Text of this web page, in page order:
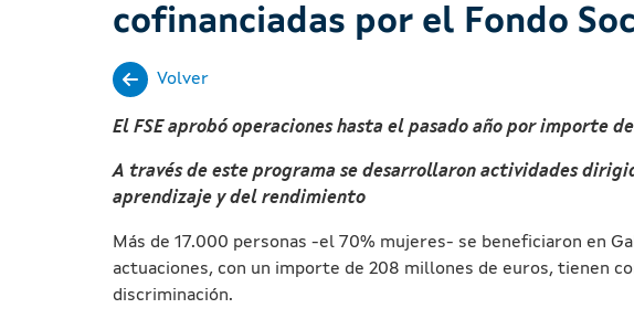
cofinanciadas por el Fondo
Volver
El FSE aprobó operaciones hasta el pasado año por importe
A través de este programa se desarrollaron actividades
aprendizaje y del rendimiento
Más de 17.000 personas -el 70% mujeres- se beneficiaron en
actuaciones, con un importe de 208 millones de euros, tienen
discriminación.